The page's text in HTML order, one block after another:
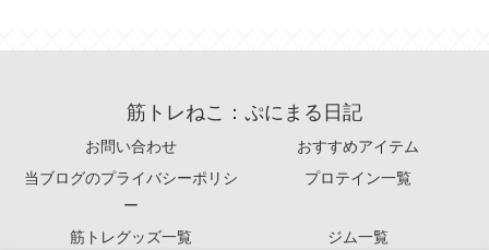
筋トレねこ：ぷにまる日記
お問い合わせ
おすすめアイテム
当ブログのプライバシーポリシ
ー
プロテイン一覧
筋トレグッズ一覧 ジム一覧